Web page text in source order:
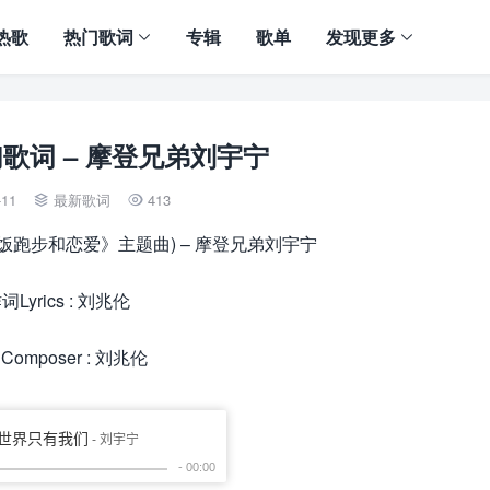
歌 热门歌词 专辑 歌单 发现更多
词 – 摩登兄弟刘宇宁
 最新歌词  413
跑步和恋爱》主题曲) – 摩登兄弟刘宇宁
Lyrics : 刘兆伦
: 刘兆伦